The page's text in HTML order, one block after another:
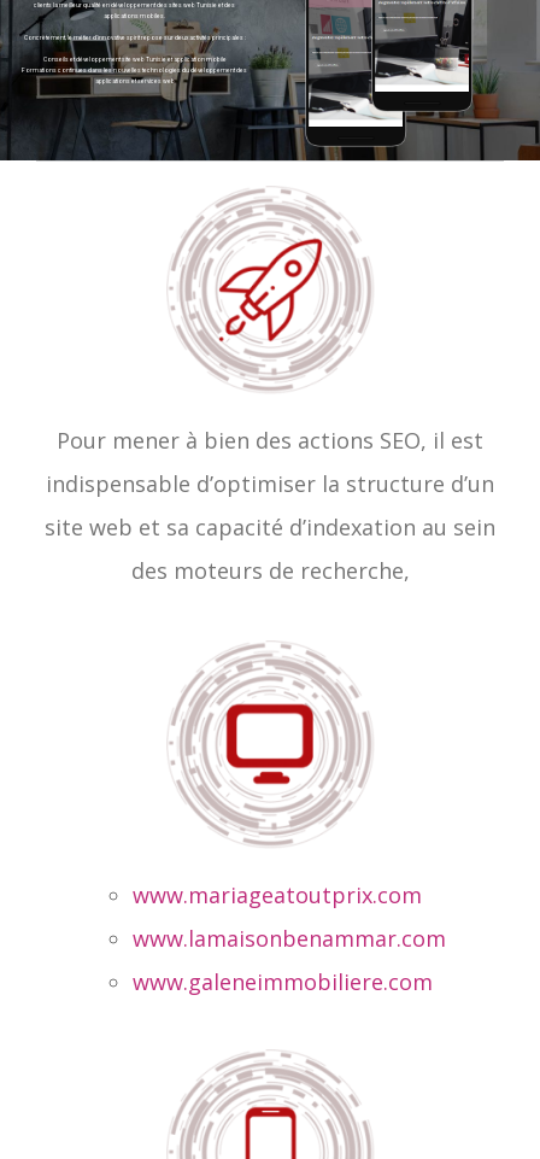
clients la meilleur qualité en développement des sites web Tunisie et des
applications mobiles.
Concrètement, le métier d'innovative spirit repose sur deux activités principales :
Conseils et développement site web Tunisie et application mobile
Formations continues dans les nouvelles technologies du développement des
applications et services web
Pour mener à bien des actions SEO, il est
indispensable d’optimiser la structure d’un
site web et sa capacité d’indexation au sein
des moteurs de recherche,
www.mariageatoutprix.com
www.lamaisonbenammar.com
www.galeneimmobiliere.com